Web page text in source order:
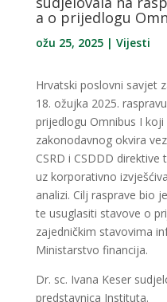
a o prijedlogu
ožu 25, 2025| Vijesti
Hrvatski poslovni savjet
18. ožujka 2025.
prijedlogu Omnibus I
zakonodavnog okvira
CSRD i CSDDD
uz korporativno
analizi. Cilj rasprave bio
te usuglasiti stavove o
zajedničkim stavovima
Ministarstvo financija.
Dr. sc. Ivana Keser
predstavnica Instituta.